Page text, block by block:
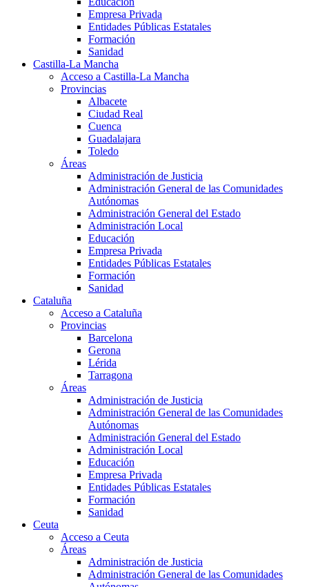
Empresa Privada
Entidades Públicas Estatales
Formación
Sanidad
Castilla-La Mancha
Acceso a Castilla-La Mancha
Provincias
Albacete
Ciudad Real
Cuenca
Guadalajara
Toledo
Áreas
Administración de Justicia
Administración General de las Comunidades
Autónomas
Administración General del Estado
Administración Local
Educación
Empresa Privada
Entidades Públicas Estatales
Formación
Sanidad
Cataluña
Acceso a Cataluña
Provincias
Barcelona
Gerona
Lérida
Tarragona
Áreas
Administración de Justicia
Administración General de las Comunidades
Autónomas
Administración General del Estado
Administración Local
Educación
Empresa Privada
Entidades Públicas Estatales
Formación
Sanidad
Ceuta
Acceso a Ceuta
Áreas
Administración de Justicia
Administración General de las Comunidades